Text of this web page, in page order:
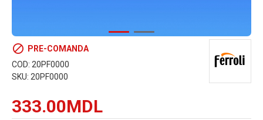
333.00MDL
PRE-COMANDA
COD: 20PF0000
SKU: 20PF0000